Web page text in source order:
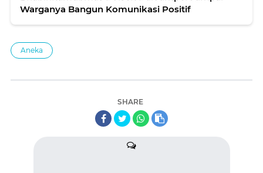
Warganya Bangun Komunikasi Positif
Aneka
SHARE